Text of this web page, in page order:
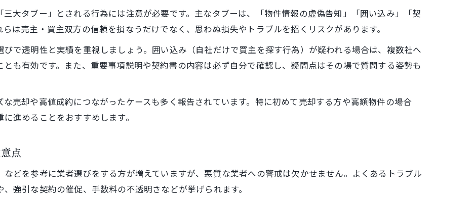
担当者の誠実さを見抜くコミュニケーション術
情報隠しや囲い込みを避ける上手な相談方法
相続や査定も含めた福岡県売却の賢い選択肢
不動産売却と相続問題を同時に考える方法
不動産査定福岡を活用した納得の売却戦略
売却に強い業者選びの実践ポイント解説
大タブー」とされる行為には注意が必要です。主なタブーは、「物件情報の虚偽告知」「囲い込み」「契
は売主・買主双方の信頼を損なうだけでなく、思わぬ損失やトラブルを招くリスクがあります。
で透明性と実績を重視しましょう。囲い込み（自社だけで買主を探す行為）が疑われる場合は、複数社へ
も有効です。また、重要事項説明や契約書の内容は必ず自分で確認し、疑問点はその場で質問する姿勢も
売却や高値成約につながったケースも多く報告されています。特に初めて売却する方や高額物件の場合
進めることをおすすめします。
点
どを参考に業者選びをする方が増えていますが、悪質な業者への警戒は欠かせません。よくあるトラブル
強引な契約の催促、手数料の不透明さなどが挙げられます。